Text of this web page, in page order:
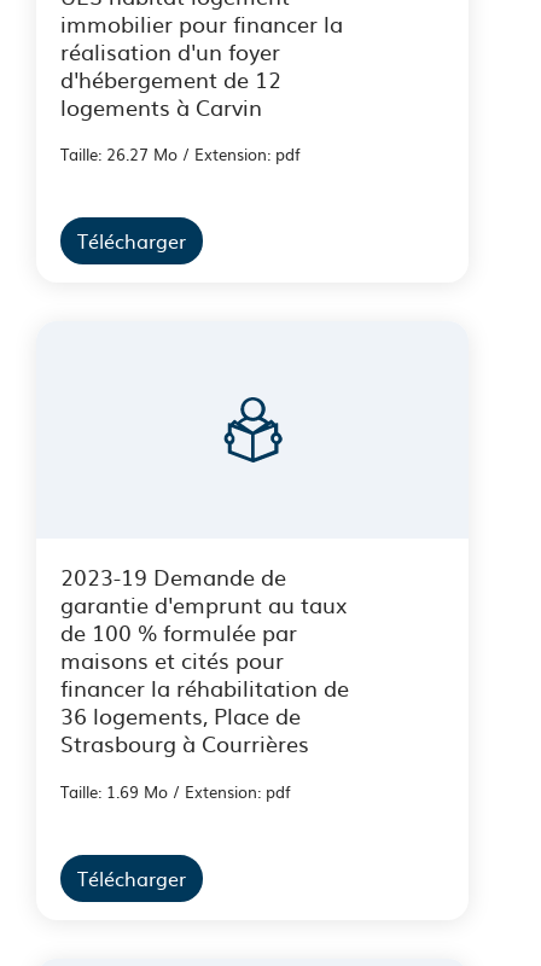
immobilier pour financer la
réalisation d'un foyer
d'hébergement de 12
logements à Carvin
Taille: 26.27 Mo / Extension: pdf
Télécharger
2023-19 Demande de
garantie d'emprunt au taux
de 100 % formulée par
maisons et cités pour
financer la réhabilitation de
36 logements, Place de
Strasbourg à Courrières
Taille: 1.69 Mo / Extension: pdf
Télécharger